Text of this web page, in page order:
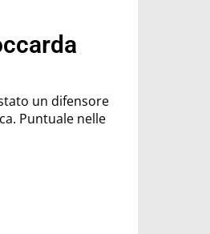
Puntuale nelle